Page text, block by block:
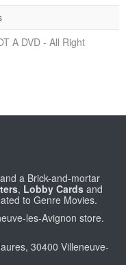
A DVD - All Right
a Brick-and-mortar
, Lobby Cards and
to Genre Movies.
les-Avignon store.
30400 Villeneuve-